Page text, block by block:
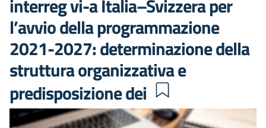
interreg vi-a Italia–Svizzera per
l’avvio della programmazione
2021-2027: determinazione della
struttura organizzativa e
predisposizione dei